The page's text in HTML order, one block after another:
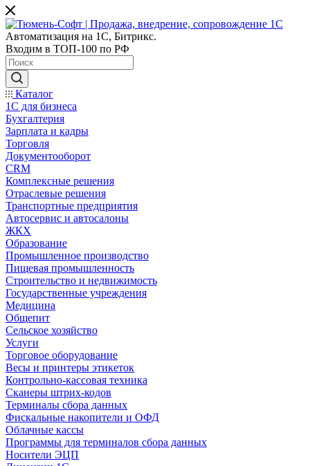
Автоматизация на 1С, Битрикс.
Входим в ТОП-100 по РФ
Каталог
1С для бизнеса
Бухгалтерия
Зарплата и кадры
Торговля
Документооборот
CRM
Комплексные решения
Отраслевые решения
Транспортные предприятия
Автосервис и автосалоны
ЖКХ
Образование
Промышленное производство
Пищевая промышленность
Строительство и недвижимость
Государственные учреждения
Медицина
Общепит
Сельское хозяйство
Услуги
Торговое оборудование
Весы и принтеры этикеток
Контрольно-кассовая техника
Сканеры штрих-кодов
Терминалы сбора данных
Фискальные накопители и ОФД
Облачные кассы
Программы для терминалов сбора данных
Носители ЭЦП